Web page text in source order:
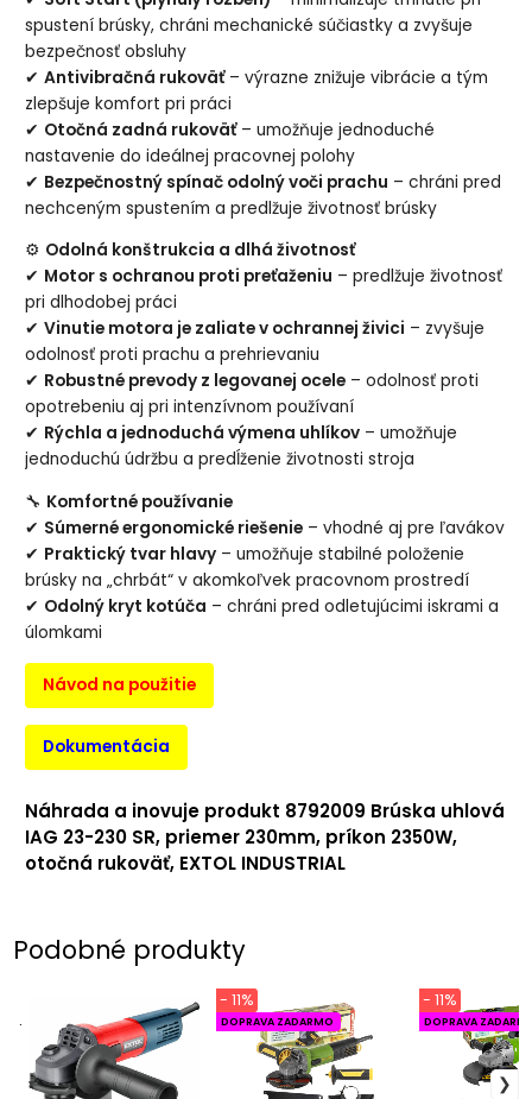
spustení brúsky, chráni mechanické súčiastky a zvyšuje
bezpečnosť obsluhy
✔Antivibračná rukoväť– výrazne znižuje vibrácie a tým
zlepšuje komfort pri práci
✔ Otočná zadná rukoväť– umožňuje jednoduché
nastavenie do ideálnej pracovnej polohy
✔ Bezpečnostný spínač odolný voči prachu – chráni pred
nechceným spustením a predlžuje životnosť brúsky
⚙ Odolná konštrukcia a dlhá životnosť
✔ Motor s ochranou proti preťaženiu – predlžuje životnosť
pri dlhodobej práci
✔Vinutie motora je zaliate v ochrannej živici – zvyšuje
odolnosť proti prachu a prehrievaniu
✔ Robustné prevody z legovanej ocele – odolnosť proti
opotrebeniu aj pri intenzívnom používaní
✔ Rýchla a jednoduchá výmena uhlíkov – umožňuje
jednoduchú údržbu a predĺženie životnosti stroja
🔧 Komfortné používanie
✔ Súmerné ergonomické riešenie – vhodné aj pre ľavákov
✔ Praktický tvar hlavy – umožňuje stabilné položenie
brúsky na „chrbát“ v akomkoľvek pracovnom prostredí
✔ Odolný kryt kotúča – chráni pred odletujúcimi iskrami a
úlomkami
Návod na použitie
Dokumentácia
Náhrada a inovuje produkt 8792009 Brúska uhlová
IAG 23-230 SR, priemer 230mm, príkon 2350W,
otočná rukoväť, EXTOL INDUSTRIAL
Podobné produkty
. DOPRAVA ZADARMO
- 11%
DOPRAVA
- 11%